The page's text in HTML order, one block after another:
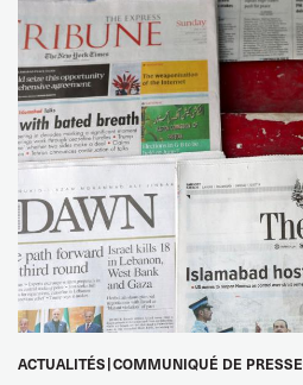
ACTUALITÉS COMMUNIQUÉ DE PRESSE